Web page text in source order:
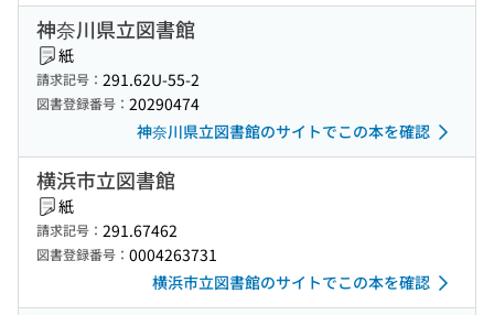
神奈川県立図書館
紙
請求記号： 291.62U-55-2
図書登録番号： 20290474
神奈川県立図書館のサイトでこの本を確認
横浜市立図書館
紙
請求記号： 291.67462
図書登録番号： 0004263731
横浜市立図書館のサイトでこの本を確認